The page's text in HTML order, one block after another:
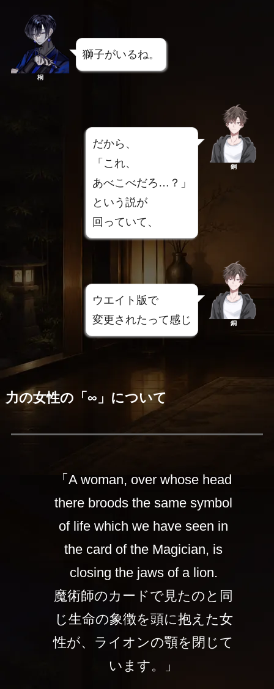
桐
獅子がいるね。
だから、
「これ、
あべこべだろ…？」
という説が
回っていて、
銅
ウエイト版で
変更されたって感じ
銅
力の女性の「∞」について
「A woman, over whose head
there broods the same symbol
of life which we have seen in
the card of the Magician, is
closing the jaws of a lion.
魔術師のカードで見たのと同
じ生命の象徴を頭に抱えた女
性が、ライオンの顎を閉じて
います。」